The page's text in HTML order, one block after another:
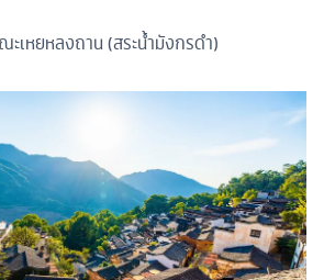
ะเหยหลงถาน (สระน้ำมังกรดำ)